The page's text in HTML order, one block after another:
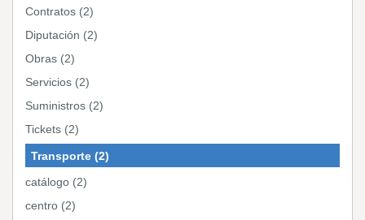
Contratos (2)
Diputación (2)
Obras (2)
Servicios (2)
Suministros (2)
Tickets (2)
Transporte (2)
catálogo (2)
centro (2)